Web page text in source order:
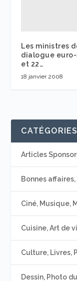
Les ministres
dialogue euro-
et 22…
18 janvier 2008
CATÉGORIES
Articles
Bonnes
Ciné, Musique,
Cuisine, Art de
Culture, Livres,
Dessin, Photo